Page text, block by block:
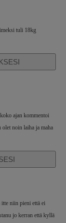
tuli 18kg
ajan kommentoi
olet noin laiha ja maha
niin pieni että ei
jo kerran että kyllä